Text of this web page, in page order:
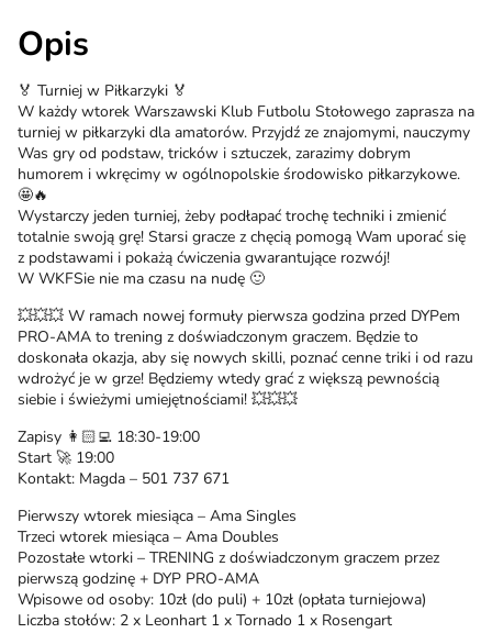
Opis
🏅 Turniej w Piłkarzyki 🏅
W każdy wtorek Warszawski Klub Futbolu Stołowego zaprasza na
turniej w piłkarzyki dla amatorów. Przyjdź ze znajomymi, nauczymy
Was gry od podstaw, tricków i sztuczek, zarazimy dobrym
humorem i wkręcimy w ogólnopolskie środowisko piłkarzykowe.
🤩🔥
Wystarczy jeden turniej, żeby podłapać trochę techniki i zmienić
totalnie swoją grę! Starsi gracze z chęcią pomogą Wam uporać się
z podstawami i pokażą ćwiczenia gwarantujące rozwój!
W WKFSie nie ma czasu na nudę 🙂
💥💥💥 W ramach nowej formuły pierwsza godzina przed DYPem
PRO-AMA to trening z doświadczonym graczem. Będzie to
doskonała okazja, aby się nowych skilli, poznać cenne triki i od razu
wdrożyć je w grze! Będziemy wtedy grać z większą pewnością
siebie i świeżymi umiejętnościami! 💥💥💥
Zapisy 👩🏻‍💻 18:30-19:00
Start 🚀 19:00
Kontakt: Magda – 501 737 671
Pierwszy wtorek miesiąca – Ama Singles
Trzeci wtorek miesiąca – Ama Doubles
Pozostałe wtorki – TRENING z doświadczonym graczem przez
pierwszą godzinę + DYP PRO-AMA
Wpisowe od osoby: 10zł (do puli) + 10zł (opłata turniejowa)
Liczba stołów: 2 x Leonhart 1 x Tornado 1 x Rosengart